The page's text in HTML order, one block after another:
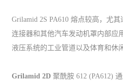
Grilamid 2S PA610 熔点较高，尤
连接器和其他汽车发动机罩内部应
液压系统的工业管道以及体育和休
Grilamid 2D 聚酰胺 612 (PA612)